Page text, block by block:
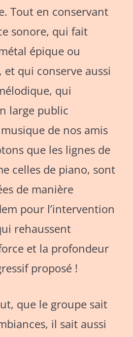
Tout en conservant
sonore, qui fait
épique ou
qui conserve aussi
qui
large public
de nos amis
que les lignes de
celles de piano, sont
de manière
pour l’intervention
rehaussent
et la profondeur
proposé !
que le groupe sait
il sait aussi